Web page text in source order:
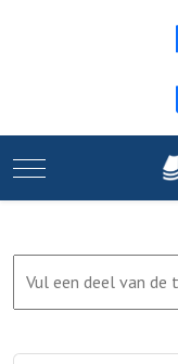
Mobile Menu Toggle